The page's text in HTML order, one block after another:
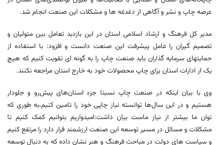
عرصه چاپ و نشر و آگاهی از دغدغه ها و مشکلات این صنعت انجام شد.
مدیر کل فرهنگ و ارشاد اسلامی استان در این بازدید تعامل بین متولیان و
تصمیم گیران را عامل پیشرفت این صنعت دانست و افزود: با استفاده از
حمایتهای سرمایه گذاران باید صنعت چاپ را به گونه ای تقویت کنیم که هیچ
یک از ادارات استان برای چاپ محصولات خود به خارج استان مراجعه نکنند.
وی با بیان اینکه در صنعت چاپ نسبتا جزء استان‌های پیش‌رو و جلودار
هستیم و در این سال‌ها توانسته نیاز چاپی خود را تامین کنیم،به طوری که
توان ما بیشتر از نیاز ماست بیان داشت:امیدواریم بتوانیم کمک کنیم تا
مشکلات و مسائل در مسیر توسعه این صنعت ارزشمند قرار دارد را مرتفع کنیم
و سیاست های دولت در مباحث فرهنگ و هنر نشان داده که به دنبال توسعه